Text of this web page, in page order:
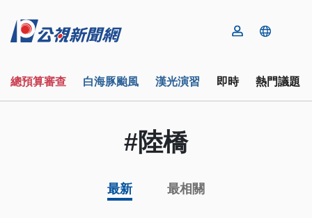
總預算審查 白海豚颱風 漢光演習 即時 熱門議題
#陸橋
最新 最相關